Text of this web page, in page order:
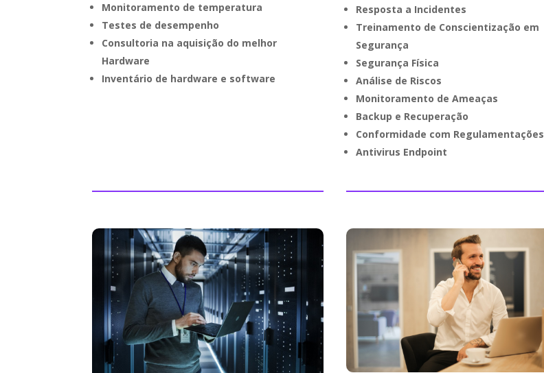
Monitoramento de temperatura
Testes de desempenho
Consultoria na aquisição do melhor
Hardware
Inventário de hardware e software
Resposta a Incidentes
Treinamento de Conscientização em
Segurança
Segurança Física
Análise de Riscos
Monitoramento de Ameaças
Backup e Recuperação
Conformidade com Regulamentações
Antivirus Endpoint